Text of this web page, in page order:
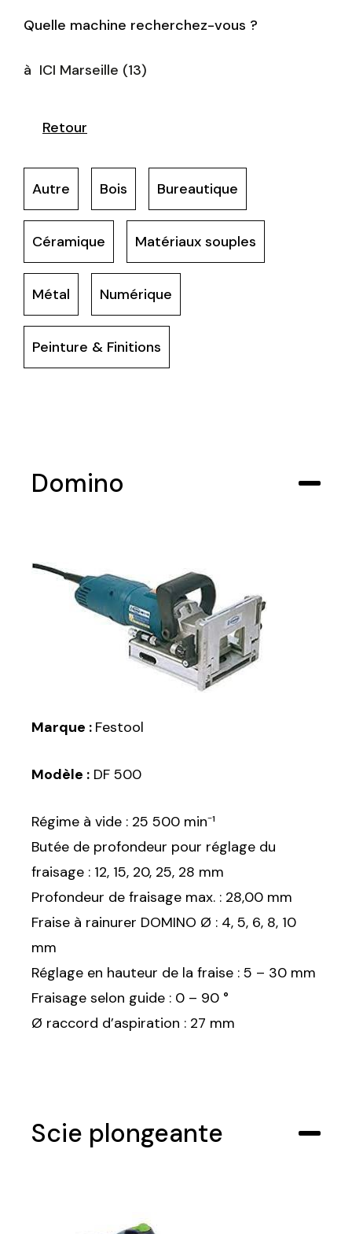
Aller
au
contenu
Quelle machine recherchez-vous ?
à ICI Marseille (13)
Retour
Autre Bois Bureautique
Céramique Matériaux souples
Métal Numérique
Peinture & Finitions
Domino
Marque : Festool
Modèle : DF 500
Régime à vide : 25 500 min⁻¹
Butée de profondeur pour réglage du
fraisage : 12, 15, 20, 25, 28 mm
Profondeur de fraisage max. : 28,00 mm
Fraise à rainurer DOMINO Ø : 4, 5, 6, 8, 10
mm
Réglage en hauteur de la fraise : 5 – 30 mm
Fraisage selon guide : 0 – 90 °
Ø raccord d’aspiration : 27 mm
Scie plongeante
trouverez une liste
disponibles pour
la réunion
d’information en
ligne.